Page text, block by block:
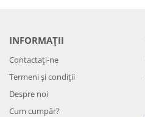
INFORMAȚII
Contactați-ne
Termeni și condiții
Despre noi
Cum cumpăr?